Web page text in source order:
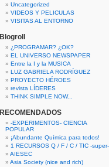
Uncategorized
VIDEOS Y PELICULAS
VISITAS AL ENTORNO
Blogroll
¿PROGRAMAR? ¿OK?
EL UNIVERSO NEWSPAPER
Entre la I y la MUSICA
LUZ GABRIELA RODRÍGUEZ
PROYECTO HÉROES
revista LÍDERES
THINK SIMPLE NOW...
RECOMENDADOS
-EXPERIMENTOS- CIENCIA
POPULAR
¡Abundante Química para todos!
1 RECURSOS Q / F / C / TIC -super-
AIESEC
Asia Society (nice and rich)